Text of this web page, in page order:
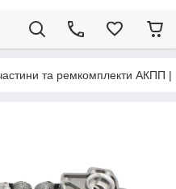
та ремкомплекти АКПП |